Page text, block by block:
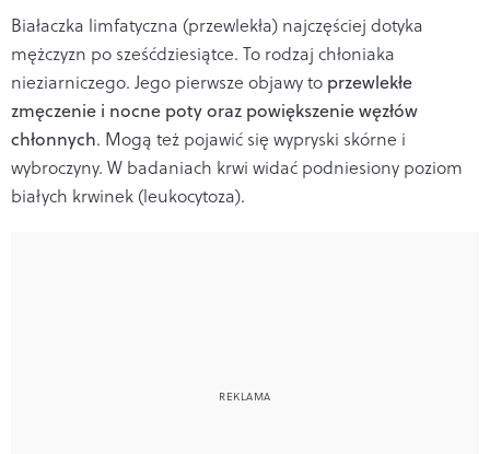
Białaczka limfatyczna (przewlekła) najczęściej dotyka
mężczyzn po sześćdziesiątce. To rodzaj chłoniaka
nieziarniczego. Jego pierwsze objawy to przewlekłe
zmęczenie i nocne poty oraz powiększenie węzłów
chłonnych. Mogą też pojawić się wypryski skórne i
wybroczyny. W badaniach krwi widać podniesiony poziom
białych krwinek (leukocytoza).